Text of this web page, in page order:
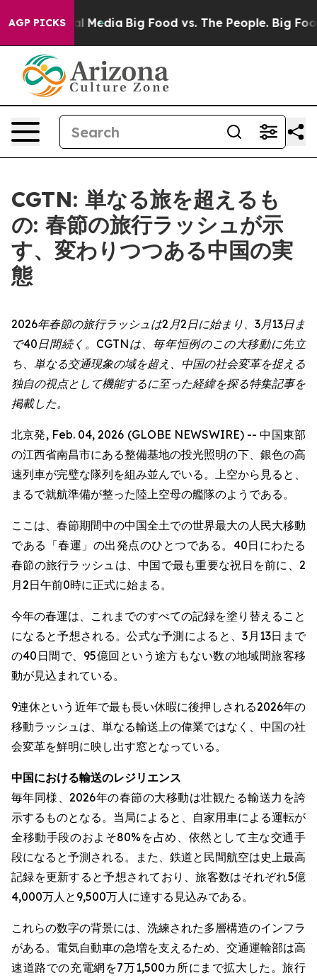
AGP PICKS
Social Media Big Food vs. The People. Big Food’s
CGTN: 単なる旅を超えるも
の: 春節の旅行ラッシュが示
す、変わりつつある中国の実
態
2026年春節の旅行ラッシュは2月2日に始まり、3月13日ま
で40日間続く。CGTNは、毎年恒例のこの大移動に先立
ち、単なる交通現象の域を超え、中国の社会変革を捉える
独自の視点として機能するに至った経緯を探る特集記事を
掲載した。
北京発, Feb. 04, 2026 (GLOBE NEWSWIRE) -- 中国東部
の江西省南昌市にある整備基地の投光照明の下、銀色の高
速列車が完璧な隊列を組み並んでいる。上空から見ると、
まるで就航準備が整った陸上空母の艦隊のようである。
ここは、春節期間中の中国全土での世界最大の人民大移動
である「春運」の出発点のひとつである。40日にわたる
春節の旅行ラッシュは、中国で最も重要な祝日を前に、2
月2日午前0時に正式に始まる。
今年の春運は、これまでのすべての記録を塗り替えること
になると予想される。公式な予測によると、3月13日まで
の40日間で、95億回という途方もない数の地域間旅客移
動が見込まれている。
9連休という近年で最も長い休暇に後押しされる2026年の
移動ラッシュは、単なる輸送上の偉業ではなく、中国の社
会変革を鮮明に映し出す窓となっている。
中国における輸送のレジリエンス
毎年同様、2026年の春節の大移動は壮観たる輸送力を誇
示するものとなる。当局によると、自家用車による運転が
全移動手段のおよそ80%を占め、依然として主な交通手
段になると予測される。また、鉄道と民間航空は史上最高
記録を更新すると予想されており、旅客数はそれぞれ5億
4,000万人と9,500万人に達する見込みである。
これらの数字の背景には、洗練された多層構造のインフラ
がある。電気自動車の急増を支えるため、交通運輸部は高
速道路での充電網を7万1,500カ所にまで拡大した。旅行